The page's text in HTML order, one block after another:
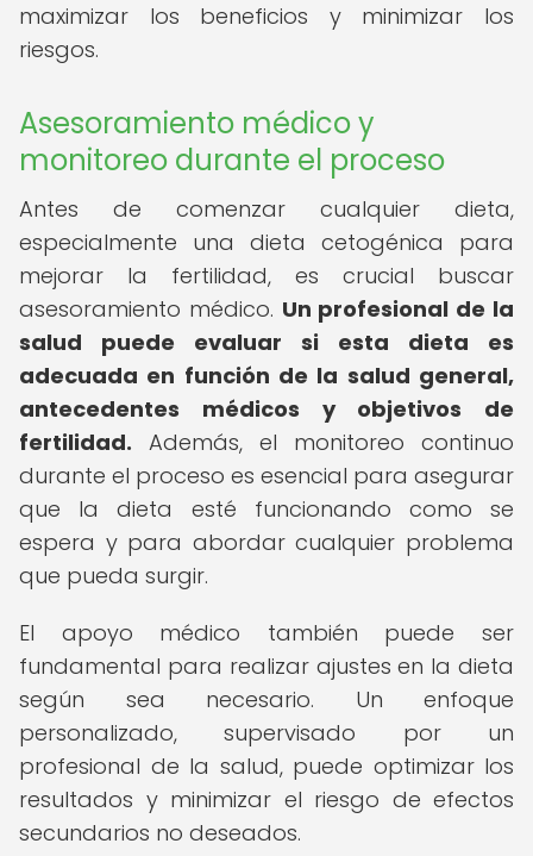
maximizar los beneficios y minimizar los
riesgos.
Asesoramiento médico y
monitoreo durante el proceso
Antes de comenzar cualquier dieta,
especialmente una dieta cetogénica para
mejorar la fertilidad, es crucial buscar
asesoramiento médico. Un profesional de la
salud puede evaluar si esta dieta es
adecuada en función de la salud general,
antecedentes médicos y objetivos de
fertilidad. Además, el monitoreo continuo
durante el proceso es esencial para asegurar
que la dieta esté funcionando como se
espera y para abordar cualquier problema
que pueda surgir.
El apoyo médico también puede ser
fundamental para realizar ajustes en la dieta
según sea necesario. Un enfoque
personalizado, supervisado por un
profesional de la salud, puede optimizar los
resultados y minimizar el riesgo de efectos
secundarios no deseados.